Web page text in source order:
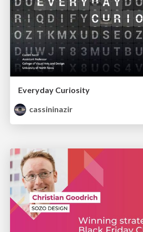
Everyday Curiosity
cassininazir